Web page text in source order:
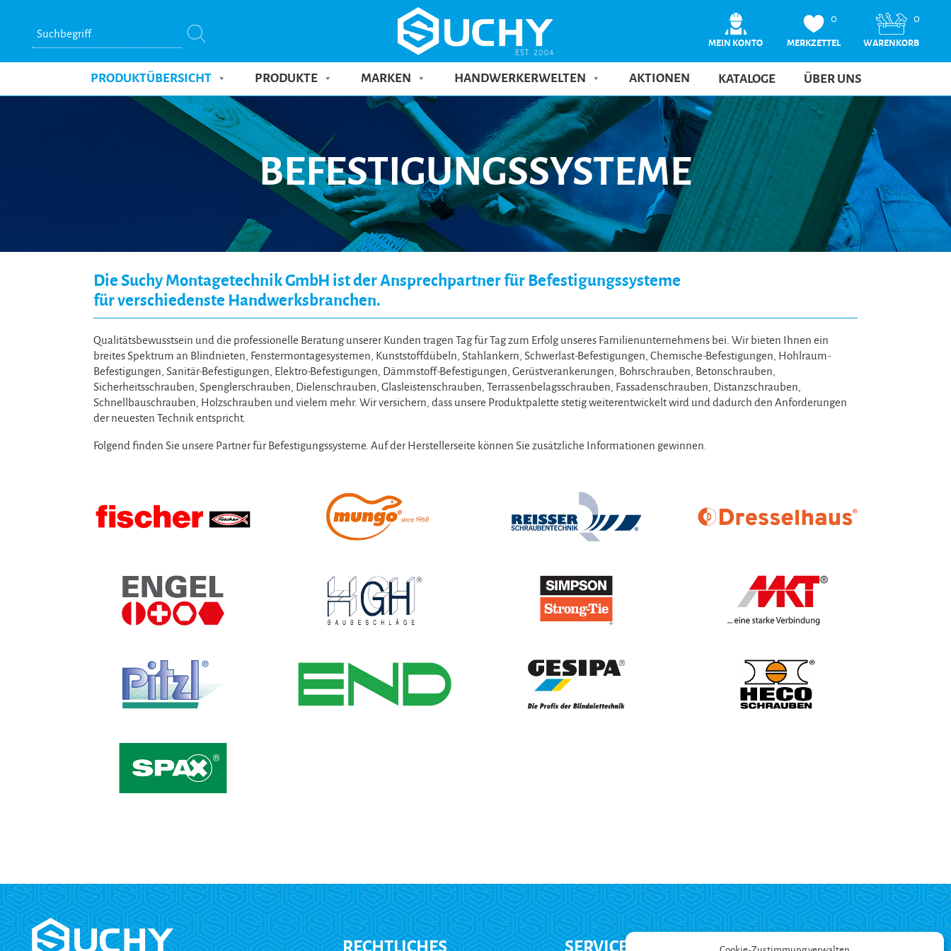
Suchbegriff
MEIN KONTO
0
MERKZETTEL
0
WARENKORB
PRODUKTÜBERSICHT PRODUKTE MARKEN HANDWERKERWELTEN AKTIONEN KATALOGE ÜBER UNS
BEFESTIGUNGSSYSTEME
Die Suchy Montagetechnik GmbH ist der Ansprechpartner für Befestigungssysteme
für verschiedenste Handwerksbranchen.
Qualitätsbewusstsein und die professionelle Beratung unserer Kunden tragen Tag für Tag zum Erfolg unseres Familienunternehmens bei. Wir bieten Ihnen ein
breites Spektrum an Blindnieten, Fenstermontagesystemen, Kunststoffdübeln, Stahlankern, Schwerlast-Befestigungen, Chemische-Befestigungen, Hohlraum-
Befestigungen, Sanitär-Befestigungen, Elektro-Befestigungen, Dämmstoff-Befestigungen, Gerüstverankerungen, Bohrschrauben, Betonschrauben,
Sicherheitsschrauben, Spenglerschrauben, Dielenschrauben, Glasleistenschrauben, Terrassenbelagsschrauben, Fassadenschrauben, Distanzschrauben,
Schnellbauschrauben, Holzschrauben und vielem mehr. Wir versichern, dass unsere Produktpalette stetig weiterentwickelt wird und dadurch den Anforderungen
der neuesten Technik entspricht.
Folgend finden Sie unsere Partner für Befestigungssysteme. Auf der Herstellerseite können Sie zusätzliche Informationen gewinnen.
RECHTLICHES SERVICE ZAHLUNG